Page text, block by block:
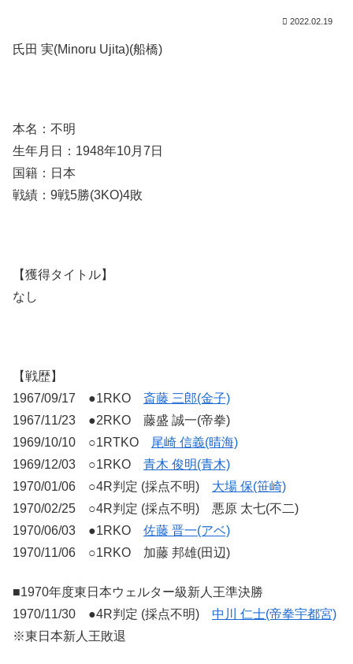
2022.02.19
氏田 実(Minoru Ujita)(船橋)
本名：不明
生年月日：1948年10月7日
国籍：日本
戦績：9戦5勝(3KO)4敗
【獲得タイトル】
なし
【戦歴】
1967/09/17 ●1RKO 斎藤 三郎(金子)
1967/11/23 ●2RKO 藤盛 誠一(帝拳)
1969/10/10 ○1RTKO
尾崎 信義(晴海)
1969/12/03 ○1RKO 青木 俊明(青木)
1970/01/06 ○4R判定 (採点不明) 大場 保(笹崎)
1970/02/25 ○4R判定 (採点不明) 悪原 太七(不二)
1970/06/03 ●1RKO 佐藤 晋一(アベ)
1970/11/06 ○1RKO 加藤 邦雄(田辺)
■1970年度東日本ウェルター級新人王準決勝
1970/11/30 ●4R判定 (採点不明) 中川 仁士(帝拳宇都宮)
※東日本新人王敗退